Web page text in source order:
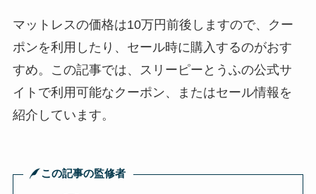
マットレスの価格は10万円前後しますので、クー
ポンを利用したり、セール時に購入するのがおす
すめ。この記事では、スリーピーとうふの公式サ
イトで利用可能なクーポン、またはセール情報を
紹介しています。
この記事の監修者